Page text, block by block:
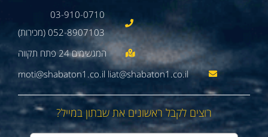
03-910-0710
052-8907103 (מכירות)
moti@shabaton1.co.il liat@shabaton1.co.il
רוצים לקבל ראשונים את שבתון במייל?